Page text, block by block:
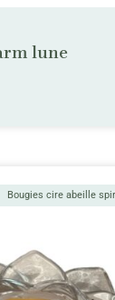
lune
Bougies cire abeille